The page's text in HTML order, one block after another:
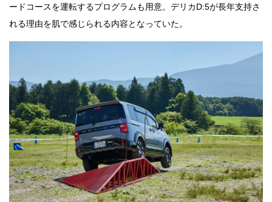
ードコースを運転するプログラムも用意。デリカD:5が長年支持さ
れる理由を肌で感じられる内容となっていた。